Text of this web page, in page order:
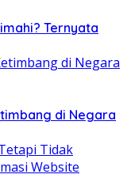
Ternyata
di Negara